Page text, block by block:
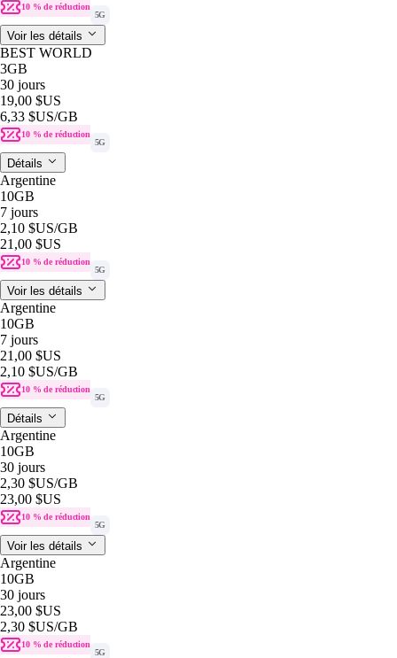
10 % de réduction
5G
Voir les détails
BEST WORLD
3GB
30 jours
19,00 $US
6,33 $US/GB
10 % de réduction
5G
Détails
Argentine
10GB
7 jours
2,10 $US/GB
21,00 $US
10 % de réduction
5G
Voir les détails
Argentine
10GB
7 jours
21,00 $US
2,10 $US/GB
10 % de réduction
5G
Détails
Argentine
10GB
30 jours
2,30 $US/GB
23,00 $US
10 % de réduction
5G
Voir les détails
Argentine
10GB
30 jours
23,00 $US
2,30 $US/GB
10 % de réduction
5G